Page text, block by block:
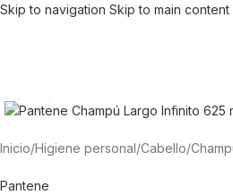
Skip to navigation Skip to main content
Inicio/Higiene personal/Cabello/
Pantene